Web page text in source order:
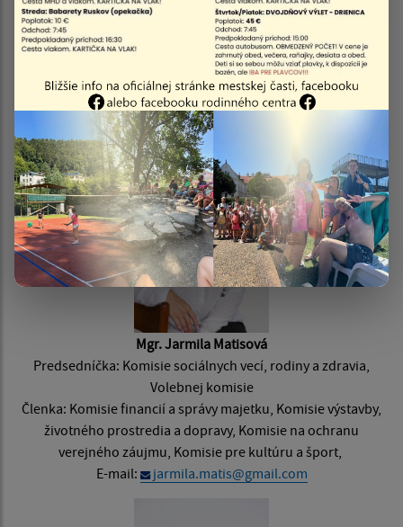
Predseda: Komisie na ochranu verejného záujmu
Člen: Komisie verejného poriadku, Komisie sociálnych vecí,
rodiny a zdravia, Komisie pre kultúru a šport, Mandátovej
komisie
E-mail:
peterkubicka84@gmail.com
Mgr. Jarmila Matisová
Predsedníčka: Komisie sociálnych vecí, rodiny a zdravia,
Volebnej komisie
Členka: Komisie financií a správy majetku, Komisie výstavby,
životného prostredia a dopravy, Komisie na ochranu
verejného záujmu, Komisie pre kultúru a šport,
E-mail:
jarmila.matis@gmail.com